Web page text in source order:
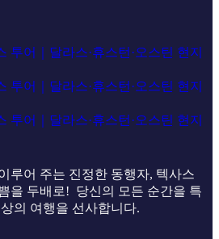
루어 주는 진정한 동행자, 텍사스
을 두배로! 당신의 모든 순간을 특
의 여행을 선사합니다.